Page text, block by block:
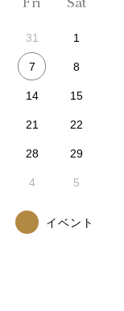
31 1
7 8
14 15
21 22
28 29
4 5
イベント